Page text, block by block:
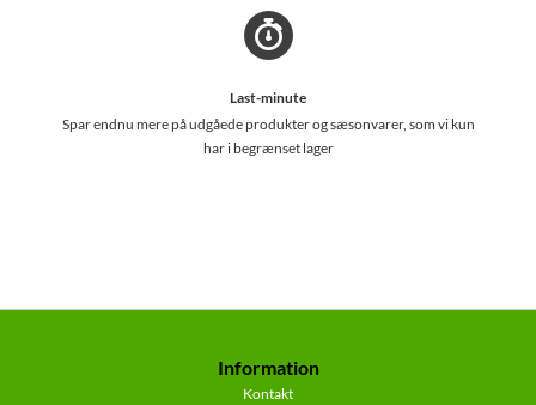
Last-minute
Spar endnu mere på udgåede produkter og sæsonvarer, som vi kun
har i begrænset lager
Information
Kontakt